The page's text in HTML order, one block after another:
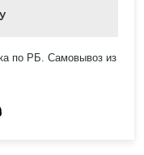
по РБ. Самовывоз из